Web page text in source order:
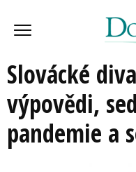
Slovácké
výpovědi,
pandemie a